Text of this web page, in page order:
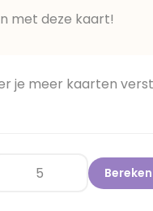
met deze kaart!
je meer kaarten